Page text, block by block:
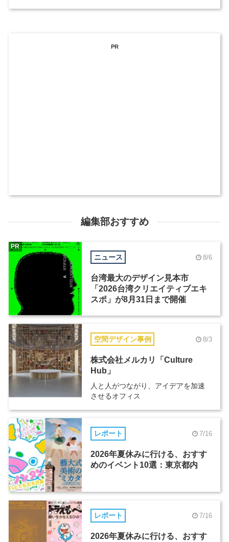
PR
編集部おすすめ
ニュース 8/6
台湾最大のデザイン見本市
「2026台湾クリエイティブエキ
スポ」が8月31日まで開催
PR
空間デザイン事例 8/3
株式会社メルカリ「Culture
Hub」
人と人がつながり、アイデアを加速
させるオフィス
レポート 7/16
2026年夏休みに行ける、おすす
めのイベント10選：東京都内
レポート 7/16
2026年夏休みに行ける、おすす